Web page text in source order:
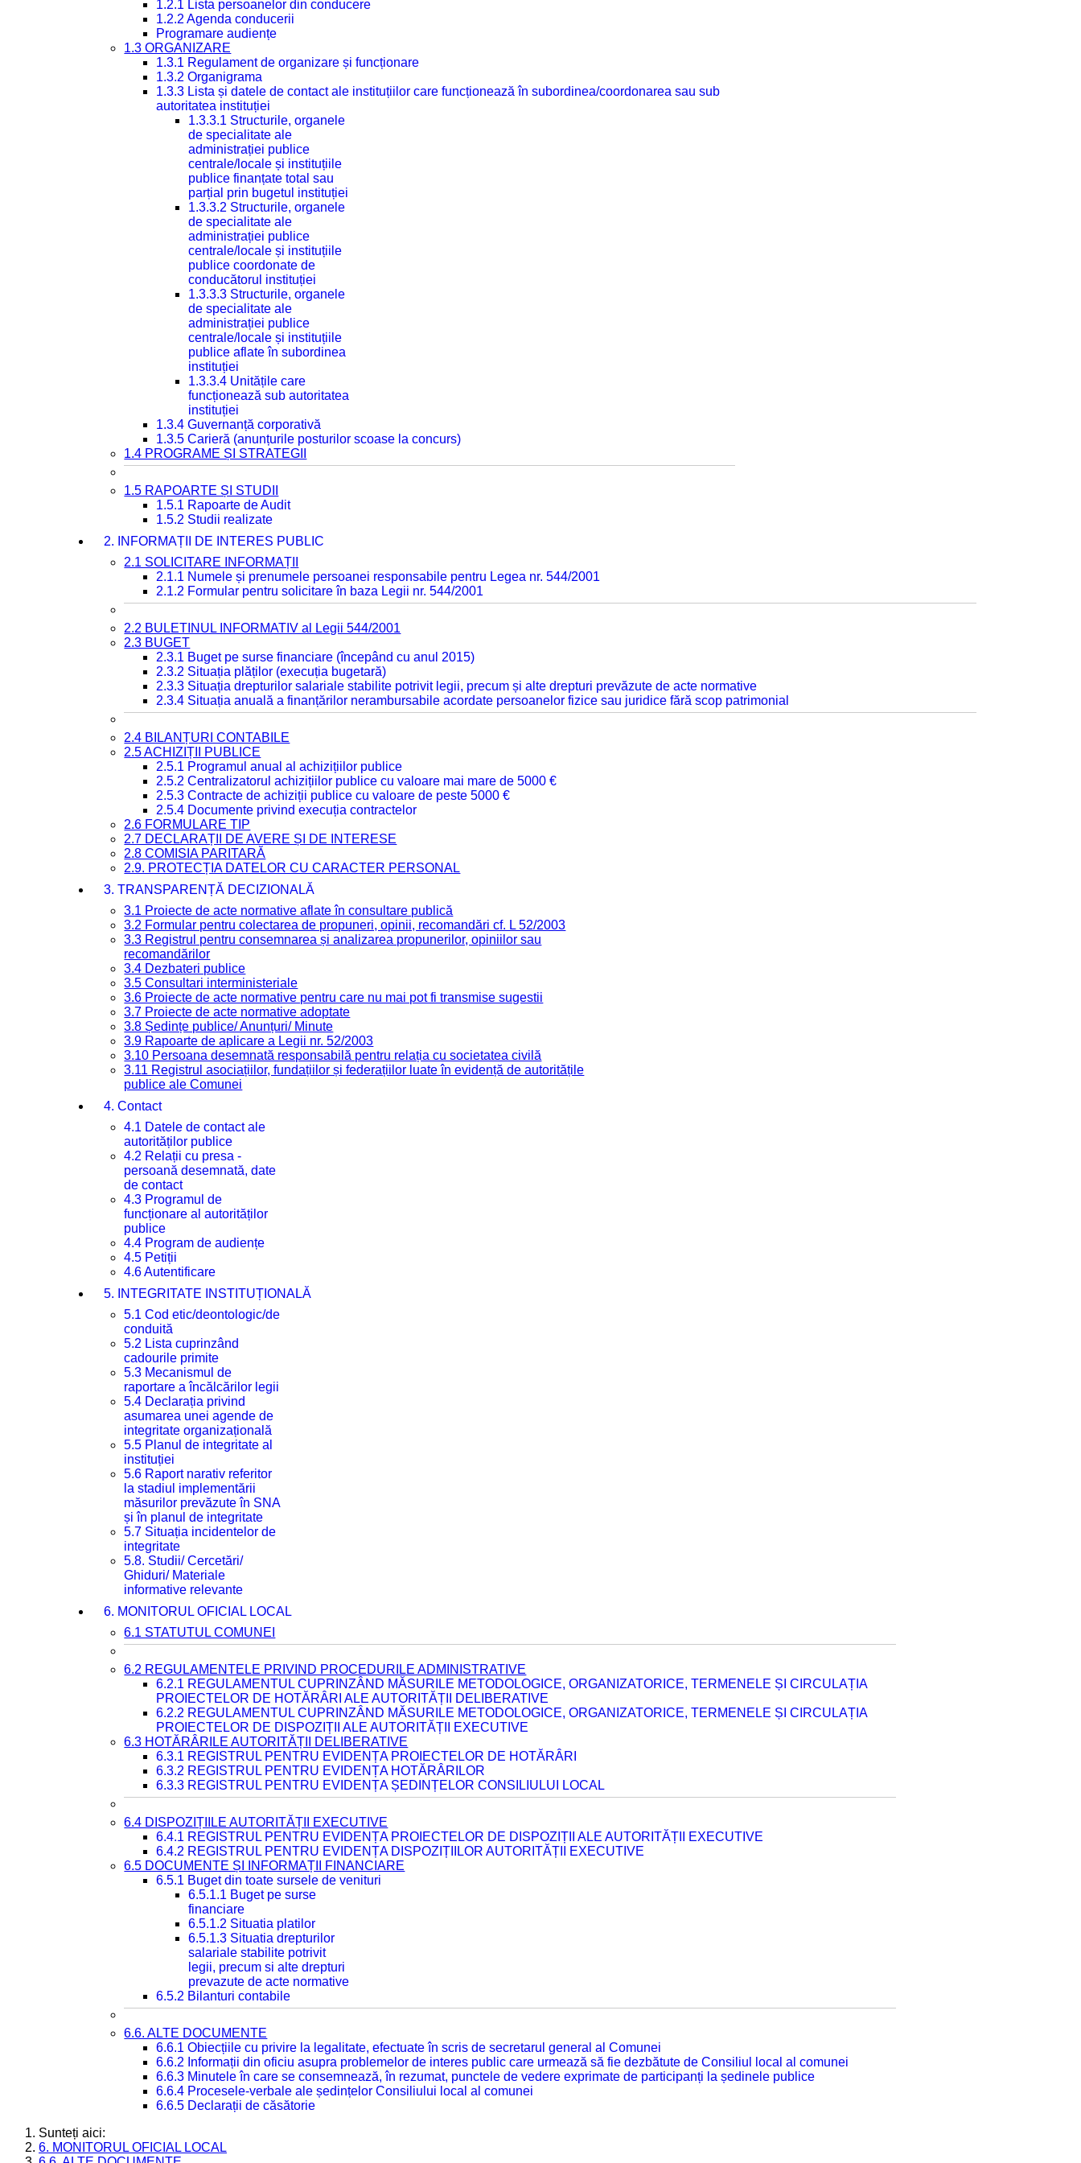
1.2.1 Lista persoanelor din conducere
1.2.2 Agenda conducerii
Programare audiențe
1.3 ORGANIZARE
1.3.1 Regulament de organizare și funcționare
1.3.2 Organigrama
1.3.3 Lista și datele de contact ale instituțiilor care funcționează în subordinea/coordonarea sau sub
autoritatea instituției
1.3.3.1 Structurile, organele
de specialitate ale
administrației publice
centrale/locale și instituțiile
publice finanțate total sau
parțial prin bugetul instituției
1.3.3.2 Structurile, organele
de specialitate ale
administrației publice
centrale/locale și instituțiile
publice coordonate de
conducătorul instituției
1.3.3.3 Structurile, organele
de specialitate ale
administrației publice
centrale/locale și instituțiile
publice aflate în subordinea
instituției
1.3.3.4 Unitățile care
funcționează sub autoritatea
instituției
1.3.4 Guvernanță corporativă
1.3.5 Carieră (anunțurile posturilor scoase la concurs)
1.4 PROGRAME ȘI STRATEGII
1.5 RAPOARTE ȘI STUDII
1.5.1 Rapoarte de Audit
1.5.2 Studii realizate
2. INFORMAȚII DE INTERES PUBLIC
2.1 SOLICITARE INFORMAȚII
2.1.1 Numele și prenumele persoanei responsabile pentru Legea nr. 544/2001
2.1.2 Formular pentru solicitare în baza Legii nr. 544/2001
2.2 BULETINUL INFORMATIV al Legii 544/2001
2.3 BUGET
2.3.1 Buget pe surse financiare (începând cu anul 2015)
2.3.2 Situația plăților (execuția bugetară)
2.3.3 Situația drepturilor salariale stabilite potrivit legii, precum și alte drepturi prevăzute de acte normative
2.3.4 Situația anuală a finanțărilor nerambursabile acordate persoanelor fizice sau juridice fără scop patrimonial
2.4 BILANȚURI CONTABILE
2.5 ACHIZIȚII PUBLICE
2.5.1 Programul anual al achizițiilor publice
2.5.2 Centralizatorul achizițiilor publice cu valoare mai mare de 5000 €
2.5.3 Contracte de achiziții publice cu valoare de peste 5000 €
2.5.4 Documente privind execuția contractelor
2.6 FORMULARE TIP
2.7 DECLARAȚII DE AVERE ȘI DE INTERESE
2.8 COMISIA PARITARĂ
2.9. PROTECȚIA DATELOR CU CARACTER PERSONAL
3. TRANSPARENȚĂ DECIZIONALĂ
3.1 Proiecte de acte normative aflate în consultare publică
3.2 Formular pentru colectarea de propuneri, opinii, recomandări cf. L 52/2003
3.3 Registrul pentru consemnarea și analizarea propunerilor, opiniilor sau
recomandărilor
3.4 Dezbateri publice
3.5 Consultari interministeriale
3.6 Proiecte de acte normative pentru care nu mai pot fi transmise sugestii
3.7 Proiecte de acte normative adoptate
3.8 Ședințe publice/ Anunțuri/ Minute
3.9 Rapoarte de aplicare a Legii nr. 52/2003
3.10 Persoana desemnată responsabilă pentru relația cu societatea civilă
3.11 Registrul asociațiilor, fundațiilor și federațiilor luate în evidență de autoritățile
publice ale Comunei
4. Contact
4.1 Datele de contact ale
autorităților publice
4.2 Relații cu presa -
persoană desemnată, date
de contact
4.3 Programul de
funcționare al autorităților
publice
4.4 Program de audiențe
4.5 Petiții
4.6 Autentificare
5. INTEGRITATE INSTITUȚIONALĂ
5.1 Cod etic/deontologic/de
conduită
5.2 Lista cuprinzând
cadourile primite
5.3 Mecanismul de
raportare a încălcărilor legii
5.4 Declarația privind
asumarea unei agende de
integritate organizațională
5.5 Planul de integritate al
instituției
5.6 Raport narativ referitor
la stadiul implementării
măsurilor prevăzute în SNA
și în planul de integritate
5.7 Situația incidentelor de
integritate
5.8. Studii/ Cercetări/
Ghiduri/ Materiale
informative relevante
6. MONITORUL OFICIAL LOCAL
6.1 STATUTUL COMUNEI
6.2 REGULAMENTELE PRIVIND PROCEDURILE ADMINISTRATIVE
6.2.1 REGULAMENTUL CUPRINZÂND MĂSURILE METODOLOGICE, ORGANIZATORICE, TERMENELE ȘI CIRCULAȚIA
PROIECTELOR DE HOTĂRÂRI ALE AUTORITĂȚII DELIBERATIVE
6.2.2 REGULAMENTUL CUPRINZÂND MĂSURILE METODOLOGICE, ORGANIZATORICE, TERMENELE ȘI CIRCULAȚIA
PROIECTELOR DE DISPOZIȚII ALE AUTORITĂȚII EXECUTIVE
6.3 HOTĂRÂRILE AUTORITĂȚII DELIBERATIVE
6.3.1 REGISTRUL PENTRU EVIDENȚA PROIECTELOR DE HOTĂRÂRI
6.3.2 REGISTRUL PENTRU EVIDENȚA HOTĂRÂRILOR
6.3.3 REGISTRUL PENTRU EVIDENȚA ȘEDINȚELOR CONSILIULUI LOCAL
6.4 DISPOZIȚIILE AUTORITĂȚII EXECUTIVE
6.4.1 REGISTRUL PENTRU EVIDENȚA PROIECTELOR DE DISPOZIȚII ALE AUTORITĂȚII EXECUTIVE
6.4.2 REGISTRUL PENTRU EVIDENȚA DISPOZIȚIILOR AUTORITĂȚII EXECUTIVE
6.5 DOCUMENTE ȘI INFORMAȚII FINANCIARE
6.5.1 Buget din toate sursele de venituri
6.5.1.1 Buget pe surse
financiare
6.5.1.2 Situatia platilor
6.5.1.3 Situatia drepturilor
salariale stabilite potrivit
legii, precum si alte drepturi
prevazute de acte normative
6.5.2 Bilanturi contabile
6.6. ALTE DOCUMENTE
6.6.1 Obiecțiile cu privire la legalitate, efectuate în scris de secretarul general al Comunei
6.6.2 Informații din oficiu asupra problemelor de interes public care urmează să fie dezbătute de Consiliul local al comunei
6.6.3 Minutele în care se consemnează, în rezumat, punctele de vedere exprimate de participanți la ședinele publice
6.6.4 Procesele-verbale ale ședințelor Consiliului local al comunei
6.6.5 Declarații de căsătorie
Sunteți aici:
6. MONITORUL OFICIAL LOCAL